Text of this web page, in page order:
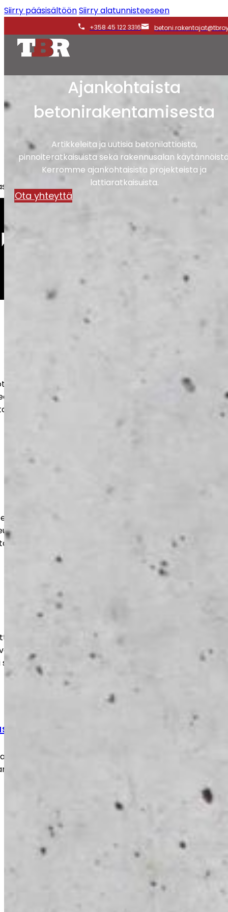
Siirry pääsisältöönSiirry alatunnisteeseen
+358 45 122 3316
taloyhtiöitä sekä yrityksiä.
kestävät betonilattiat
ja varastoihin. Huolellinen pohjatyö
pitkän käyttöiän ja siistin
suojaavat lattiaa kulutukselta,
Lopputulos on
ja käyttötarkoitukseen optimoitu.
betonipinnan tasaiseksi ja
niin uusille kuin vanhoille lattioille
käyttöön.
kulumat ja vauriot nopeasti ja
takaisin turvalliseen ja toimivaan
Ajankohtaista
betonirakentamisesta
Artikkeleita ja uutisia betonilattioista,
pinnoiteratkaisuista sekä rakennusalan
Kerromme ajankohtaisista projekteista ja
lattiaratkaisuista.
Ota yhteyttä